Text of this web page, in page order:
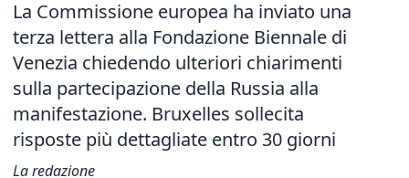
La Commissione europea ha inviato una
terza lettera alla Fondazione Biennale di
Venezia chiedendo ulteriori chiarimenti
sulla partecipazione della Russia alla
manifestazione. Bruxelles sollecita
risposte più dettagliate entro 30 giorni
La redazione